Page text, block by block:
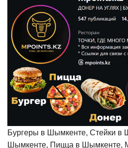
Бургеры в Шымкенте, Стейки в
Шымкенте, Пицца в Шымкенте,